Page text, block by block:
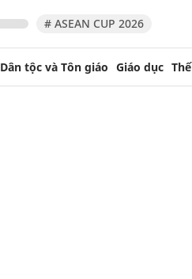
# ASEAN CUP 2026
Dân tộc và Tôn giáo Giáo dục